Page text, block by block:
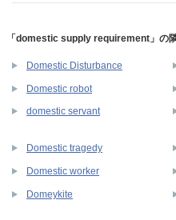
「domestic supply requirement」の
Domestic Disturbance
Domestic robot
domestic servant
Domestic tragedy
Domestic worker
Domeykite